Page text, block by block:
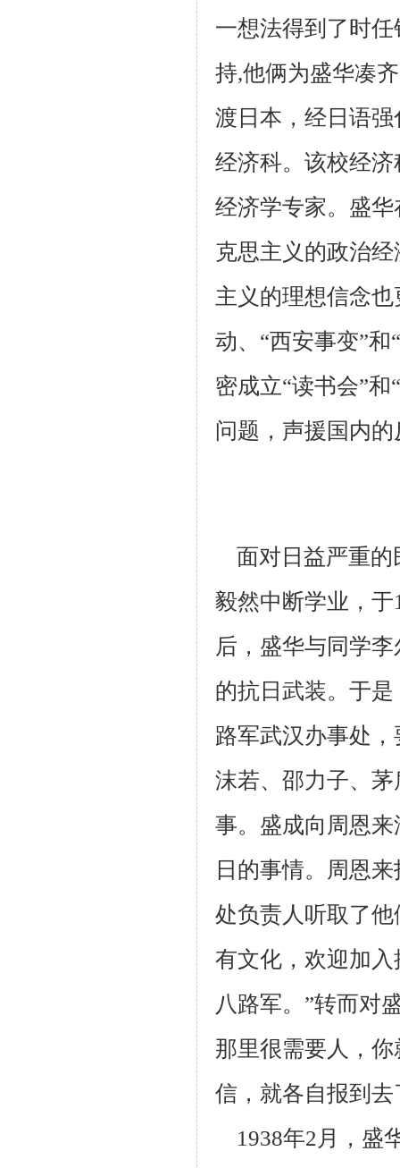
一想法得到了时
持,他俩为盛华凑
渡日本，经日语
经济科。该校经济
经济学专家。盛
克思主义的政治
主义的理想信念
动、“西安事变”和
密成立“读书会”
问题，声援国内
面对日益严重的
毅然中断学业，
后，盛华与同学
的抗日武装。于
路军武汉办事处
沫若、邵力子、
事。盛成向周恩来
日的事情。 周恩
处负责人听取了
有文化，欢迎加
八路军。”转而对
那里很需要人，你
信，就各自报到去
1938年2月，盛